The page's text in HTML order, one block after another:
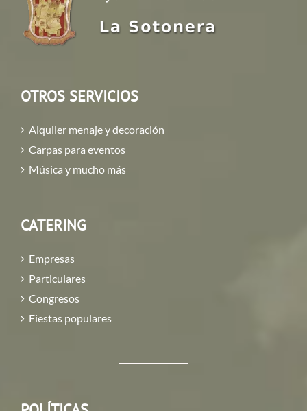
OTROS SERVICIOS
Alquiler menaje y decoración
Carpas para eventos
Música y mucho más
CATERING
Empresas
Particulares
Congresos
Fiestas populares